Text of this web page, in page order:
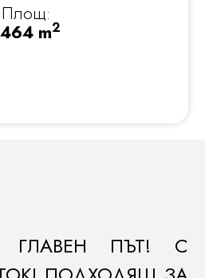
Площ:
m2
ГЛАВЕН ПЪТ! С